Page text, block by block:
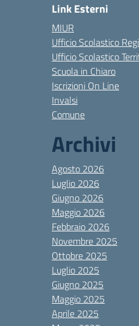
Link Esterni
MIUR
Ufficio Scolastico
Ufficio Scolastico
Scuola in Chiaro
Iscrizioni On Line
Invalsi
Comune
Archivi
Agosto 2026
Luglio 2026
Giugno 2026
Maggio 2026
Febbraio 2026
Novembre 2025
Ottobre 2025
Luglio 2025
Giugno 2025
Maggio 2025
Aprile 2025